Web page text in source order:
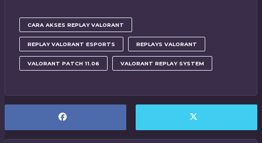
CARA AKSES REPLAY VALORANT
REPLAY VALORANT ESPORTS REPLAYS VALORANT
VALORANT PATCH 11.06 VALORANT REPLAY SYSTEM